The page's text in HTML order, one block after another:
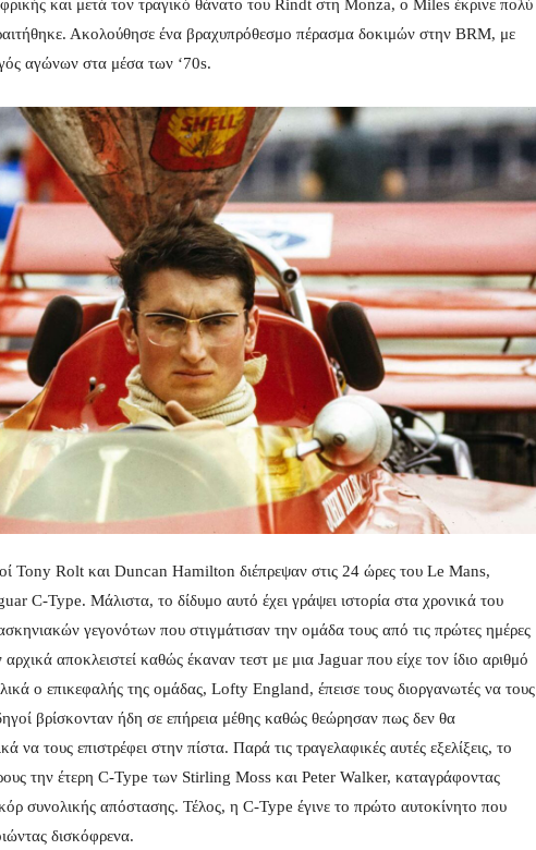
και μετά τον τραγικό θάνατο του Rindt στη Monza, ο Miles έκρινε πολύ
Ακολούθησε ένα βραχυπρόθεσμο πέρασμα δοκιμών στην BRM, με
αγώνων στα μέσα των ‘70s.
Tony Rolt και Duncan Hamilton διέπρεψαν στις 24 ώρες του Le Mans,
C-Type. Μάλιστα, το δίδυμο αυτό έχει γράψει ιστορία στα χρονικά του
γεγονότων που στιγμάτισαν την ομάδα τους από τις πρώτες ημέρες
αποκλειστεί καθώς έκαναν τεστ με μια Jaguar που είχε τον ίδιο αριθμό
ο επικεφαλής της ομάδας, Lofty England, έπεισε τους διοργανωτές να τους
βρίσκονταν ήδη σε επήρεια μέθης καθώς θεώρησαν πως δεν θα
να τους επιστρέφει στην πίστα. Παρά τις τραγελαφικές αυτές εξελίξεις, το
την έτερη C-Type των Stirling Moss και Peter Walker, καταγράφοντας
συνολικής απόστασης. Τέλος, η C-Type έγινε το πρώτο αυτοκίνητο που
δισκόφρενα.